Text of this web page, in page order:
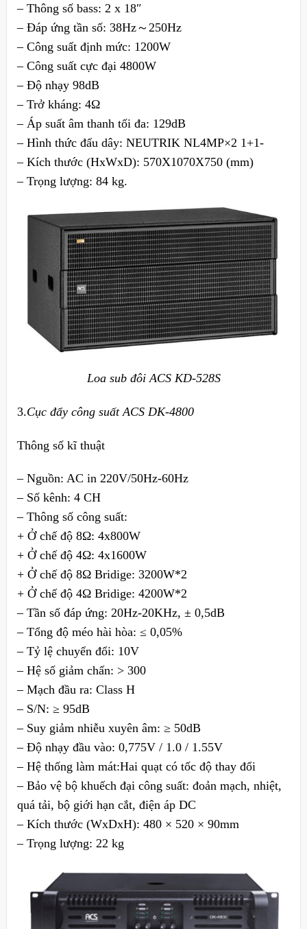
– Thông số bass: 2 x 18″
– Đáp ứng tần số: 38Hz～250Hz
– Công suất định mức: 1200W
– Công suất cực đại 4800W
– Độ nhạy 98dB
– Trở kháng: 4Ω
– Áp suất âm thanh tối đa: 129dB
– Hình thức đấu dây: NEUTRIK NL4MP×2 1+1-
– Kích thước (HxWxD): 570X1070X750 (mm)
– Trọng lượng: 84 kg.
Loa sub đôi ACS KD-528S
3.Cục đẩy công suất ACS DK-4800
Thông số kĩ thuật
– Nguồn: AC in 220V/50Hz-60Hz
– Số kênh: 4 CH
– Thông số công suất:
+ Ở chế độ 8Ω: 4x800W
+ Ở chế độ 4Ω: 4x1600W
+ Ở chế độ 8Ω Bridige: 3200W*2
+ Ở chế độ 4Ω Bridige: 4200W*2
– Tần số đáp ứng: 20Hz-20KHz, ± 0,5dB
– Tổng độ méo hài hòa: ≤ 0,05%
– Tỷ lệ chuyển đổi: 10V
– Hệ số giảm chấn: > 300
– Mạch đầu ra: Class H
– S/N: ≥ 95dB
– Suy giảm nhiễu xuyên âm: ≥ 50dB
– Độ nhạy đầu vào: 0,775V / 1.0 / 1.55V
– Hệ thống làm mát:Hai quạt có tốc độ thay đổi
– Bảo vệ bộ khuếch đại công suất: đoản mạch, nhiệt,
quá tải, bộ giới hạn cắt, điện áp DC
– Kích thước (WxDxH): 480 × 520 × 90mm
– Trọng lượng: 22 kg